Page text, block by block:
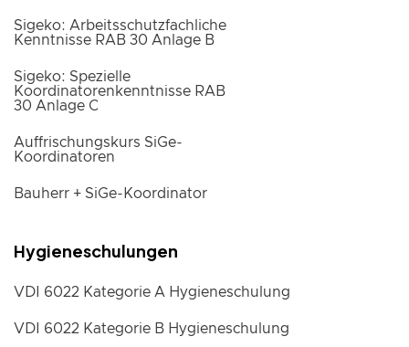
Sigeko: Arbeitsschutzfachliche
Kenntnisse RAB 30 Anlage B
Sigeko: Spezielle
Koordinatorenkenntnisse RAB
30 Anlage C
Auffrischungskurs SiGe-
Koordinatoren
Bauherr + SiGe-Koordinator
Hygieneschulungen
VDI 6022 Kategorie A Hygieneschulung
VDI 6022 Kategorie B Hygieneschulung